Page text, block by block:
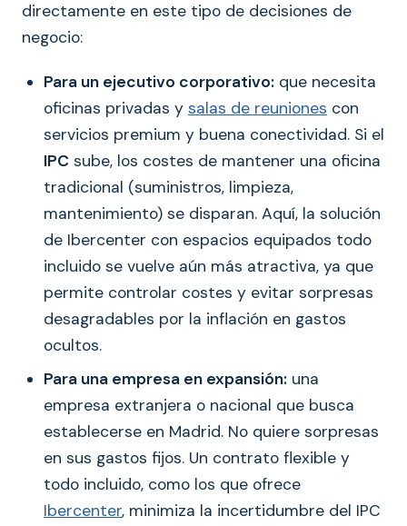
directamente en este tipo de decisiones de
negocio:
Para un ejecutivo corporativo: que necesita
oficinas privadas y salas de reuniones con
servicios premium y buena conectividad. Si el
IPC sube, los costes de mantener una oficina
tradicional (suministros, limpieza,
mantenimiento) se disparan. Aquí, la solución
de Ibercenter con espacios equipados todo
incluido se vuelve aún más atractiva, ya que
permite controlar costes y evitar sorpresas
desagradables por la inflación en gastos
ocultos.
Para una empresa en expansión: una
empresa extranjera o nacional que busca
establecerse en Madrid. No quiere sorpresas
en sus gastos fijos. Un contrato flexible y
todo incluido, como los que ofrece
Ibercenter, minimiza la incertidumbre del IPC